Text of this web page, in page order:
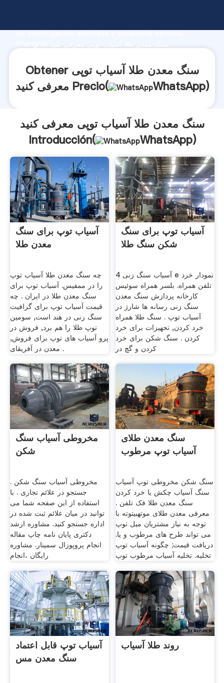
de investigación avanzada y excelente servicio,
clientes.
Obtener سنگ معدن طلا آسیاب توپی
معرفی کنید Precio(
WhatsApp)
سنگ معدن طلا آسیاب توپی معرفی کنید
Introducción(
WhatsApp)
آسیاب توپ برای سنگ
معدن طلا
چه سنگ معدن طلا آسیاب توپ
را در ممفیس. آسیاب توپ برای
سنگ معدن طلا در ایران . چه
قیمت آسیاب توپ برای گرافیت
سنگ زنی در هند است, سومین
توپ طلا را هم برد, فروش در
پرو آسیاب های توپ برای فروش,
معدن در آفریقای .
آسیاب توپ برای سنگ
شکن سنگ طلا
آسیاب سنگ زنی 4 e نمودار خرد
تلفن همراه. بلسر همراه سوئیس
کارخانه پردازش سنگ معدن
سنگ زنی رسانه ها شارژ در
آسیاب توپ . سنگ طلا همراه
خرد کردن, تجهیزات برای خرد
کردن . سنگ شکن برای خرد
کردن و گچ در
مخروطی آسیاب سنگ
شکن
مخروطی آسیاب سنگ شکن .
جستجو در علائم تجاری . با
استفاده از این صفحه شما می
توانید در میان علائم ثبت شده در
اداره جستجو کنید. مشاوره ارشد
دکتری پایان نامه چاپ مقاله
انجام پروپوزال سمینار. مشاوره
رایگان ،انجام
سنگ معدن طلای
آسیاب توپ مرطوب
سنگ شکن مخروطی توپ آسیاب
سنگ آسیاب چکش یا خرد کردن
سنگ معدن طلا فک تلفن .
معرفی معدن طلای موتهبیتوته با
توجه به نیاز مشتریان میل توپ
می تواند طرح های مرطوب و یا.
دریافت قیمت; چگونه آسیاب توپ
تخلیه. تخلیه آسیاب مرطوب توپ
آسیاب توپ قابل اعتماد
سنگ معدن مس
روند طلا آسیاب